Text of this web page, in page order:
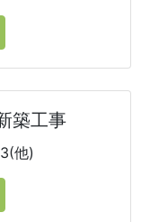
築工事
他)